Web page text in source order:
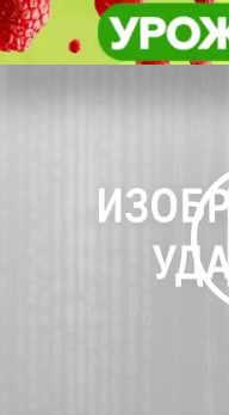
от
Происшествия
от
Происшествия
по
валют